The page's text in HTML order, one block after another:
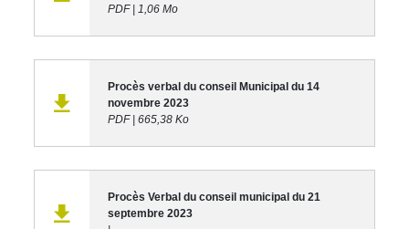
PDF|1,06 Mo
Procès verbal du conseil Municipal du 14
novembre 2023
PDF|665,38 Ko
Procès Verbal du conseil municipal du 21
septembre 2023